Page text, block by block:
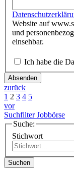
Website auf www.studiwerk.de. Inserate sowie deren Inhalte
und personenbezogene Daten sind online für alle Nutzer
einsehbar.
Absenden
zurück
1 2 3 4 5
vor
Suchfilter Jobbörse
Suche:
Stichwort
Suchen